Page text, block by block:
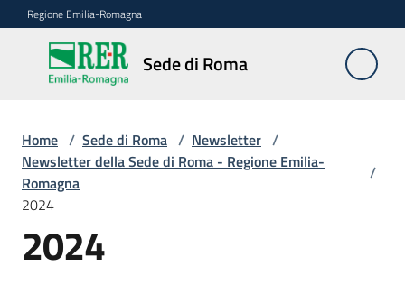
Vai al contenuto
Vai alla navigazione
Vai al footer
Regione Emilia-Romagna
Sede di Roma
Sede
di
Novità
Servizi
Home / Sede di Roma / Newsletter /
Newsletter della Sede di Roma - Regione Emilia-
Romagna
/
2024
2024